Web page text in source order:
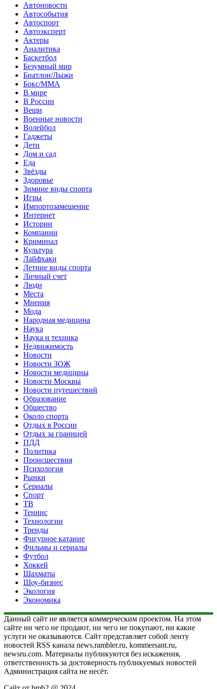
Автоновости
Автособытия
Автоспорт
Автоэксперт
Актеры
Аналитика
Баскетбол
Безумный мир
Биатлон/Лыжи
Бокс/MMA
В мире
В России
Вещи
Военные новости
Волейбол
Гаджеты
Дети
Дом и сад
Еда
Звёзды
Здоровье
Зимние виды спорта
Игры
Импортозамещение
Интернет
Истории
Компании
Криминал
Культура
Лайфхаки
Летние виды спорта
Личный счет
Люди
Места
Мнения
Мода
Народная медицина
Наука
Наука и техника
Недвижимость
Новости
Новости ЗОЖ
Новости медицины
Новости Москвы
Новости путешествий
Образование
Общество
Около спорта
Отдых в России
Отдых за границей
ПДД
Политика
Происшествия
Психология
Рынки
Сериалы
Спорт
ТВ
Теннис
Технологии
Тренды
Фигурное катание
Фильмы и сериалы
Футбол
Хоккей
Шахматы
Шоу-бизнес
Экология
Экономика
Данный сайт не является коммерческим проектом. На этом
сайте ни чего не продают, ни чего не покупают, ни какие
услуги не оказываются. Сайт представляет собой ленту
новостей RSS канала news.rambler.ru, kommersant.ru,
newsru.com. Материалы публикуются без искажения,
ответственность за достоверность публикуемых новостей
Администрация сайта не несёт.